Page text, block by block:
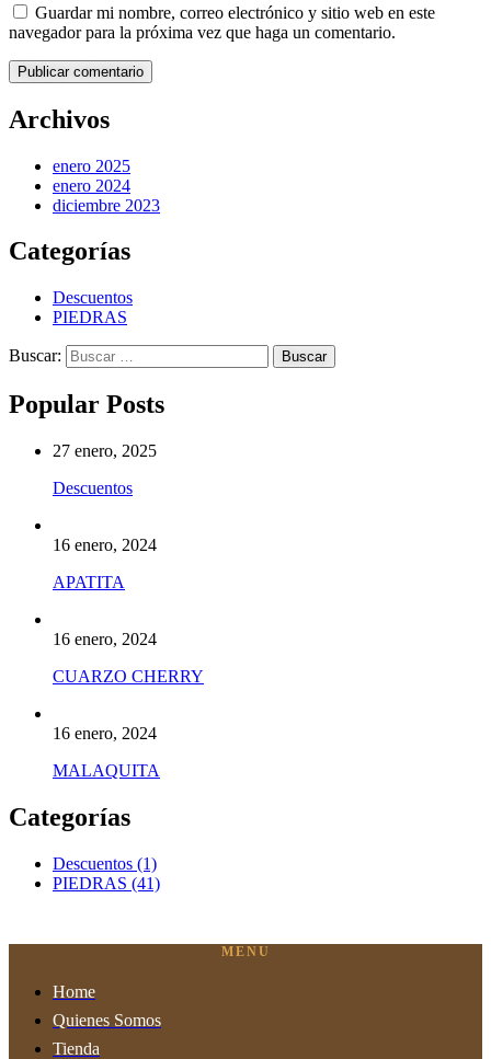
Guardar mi nombre, correo electrónico y sitio web en este
navegador para la próxima vez que haga un comentario.
Publicar comentario
Archivos
enero 2025
enero 2024
diciembre 2023
Categorías
Descuentos
PIEDRAS
Buscar:
Popular Posts
27 enero, 2025
Descuentos
16 enero, 2024
APATITA
16 enero, 2024
CUARZO CHERRY
16 enero, 2024
MALAQUITA
Categorías
Descuentos (1)
PIEDRAS (41)
MENU
Home
Quienes Somos
Tienda